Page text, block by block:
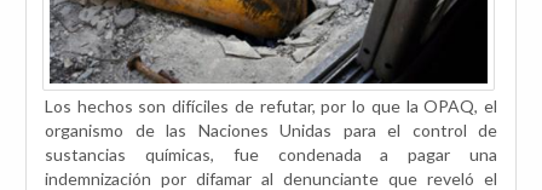
Los hechos son difíciles de refutar, por lo que la OPAQ, el
organismo de las Naciones Unidas para el control de
sustancias químicas, fue condenada a pagar una
indemnización por difamar al denunciante que reveló el